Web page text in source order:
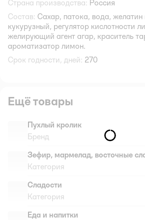
Страна производства: Россия
Состав: Сахар, патока, вода,
кукурузный, регулятор кислотности
желирующий агент агар, краситель
ароматизатор лимон.
Срок годности, дней: 270
Ещё товары
Пухлый кролик
Бренд
Зефир, мармелад, восточные
Категория
Сладости
Категория
Еда и напитки